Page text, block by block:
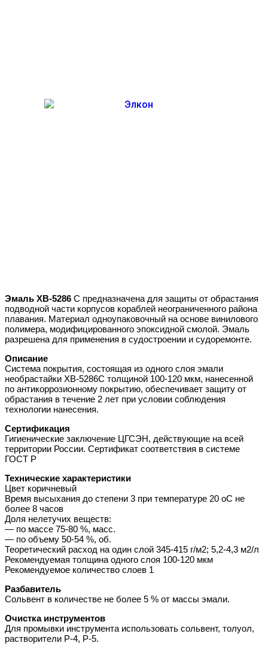
Эмаль ХВ-5286 С предназначена для защиты от обрастания
подводной части корпусов кораблей неограниченного района
плавания. Материал одноупаковочный на основе винилового
полимера, модифицированного эпоксидной смолой. Эмаль
разрешена для применения в судостроении и судоремонте.
Описание
Система покрытия, состоящая из одного слоя эмали
необрастайки ХВ-5286С толщиной 100-120 мкм, нанесенной
по антикоррозионному покрытию, обеспечивает защиту от
обрастания в течение 2 лет при условии соблюдения
технологии нанесения.
Сертификация
Гигиенические заключение ЦГСЭН, действующие на всей
территории России. Сертификат соответствия в системе
ГОСТ Р
Технические характеристики
Цвет коричневый
Время высыхания до степени 3 при температуре 20 оС не
более 8 часов
Доля нелетучих веществ:
— по массе 75-80 %, масс.
— по объему 50-54 %, об.
Теоретический расход на один слой 345-415 г/м2; 5,2-4,3 м2/л
Рекомендуемая толщина одного слоя 100-120 мкм
Рекомендуемое количество слоев 1
Разбавитель
Сольвент в количестве не более 5 % от массы эмали.
Очистка инструментов
Для промывки инструмента использовать сольвент, толуол,
растворители Р-4, Р-5.